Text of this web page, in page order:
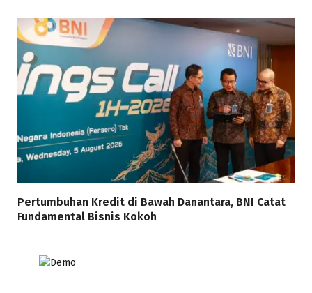
Pertumbuhan Kredit di Bawah Danantara, BNI Catat
Fundamental Bisnis Kokoh